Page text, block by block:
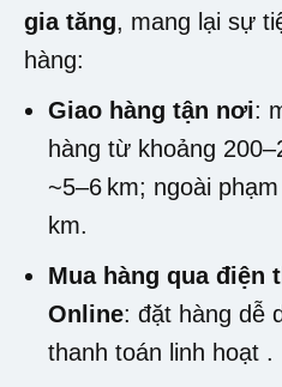
gia tăng, mang lại sự
hàng:
Giao hàng tận nơi:
hàng từ khoảng
~5–6 km; ngoài
km.
Mua hàng qua điện
Online: đặt hàng dễ
thanh toán linh hoạt .